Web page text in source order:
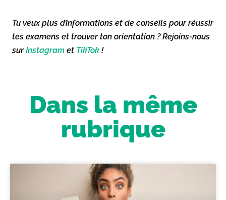
Tu veux plus d’informations et de conseils pour réussir
tes examens et trouver ton orientation ? Rejoins-nous
surInstagram et TikTok !
Dans la même
rubrique